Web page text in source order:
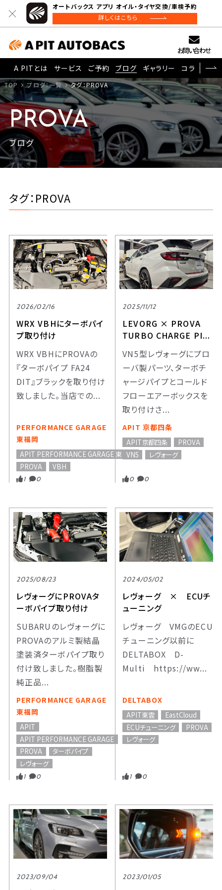
オートバックス アプリ オイル・タイヤ交換/車検予約
詳しくはこちら
お問い合わせ
A PITとは
サービス ご予約 ブログ ギャラリー コラム
TOP ブログ：一覧 タグ：PROVA
PROVA
ブログ
タグ：PROVA
2026/02/16
WRX VBHにターボパイ
プ取り付け
WRX VBHにPROVAの
『ターボパイプ FA24
DIT』ブラックを取り付け
致しました。当店での...
PERFORMANCE GARAGE
東福岡
APIT PERFORMANCE GARAGE 東福岡
PROVA
VBH
1 0
2025/11/12
LEVORG × PROVA
TURBO CHARGE PI...
VN5型レヴォーグにプロ
ーバ製パーツ、ターボチ
ャージパイプとコールド
フローエアーボックスを
取り付けさ...
APIT 京都四条
APIT京都四条
PROVA
VN5
レヴォーグ
0 0
2025/08/23
レヴォーグにPROVAタ
ーボパイプ取り付け
SUBARUのレヴォーグに
PROVAのアルミ製結晶
塗装済ターボパイプ取り
付け致しました。樹脂製
純正品...
PERFORMANCE GARAGE
東福岡
APIT
APIT PERFORMANCE GARAGE
PROVA
ターボパイプ
レヴォーグ
1 0
2024/05/02
レヴォーグ × ECUチ
ューニング
レヴォーグ VMGのECU
チューニング以前に
DELTABOX D-
Multi https://ww...
DELTABOX
APIT東雲
EastCloud
ECUチューニング
PROVA
レヴォーグ
1 0
2023/09/04 2023/01/05